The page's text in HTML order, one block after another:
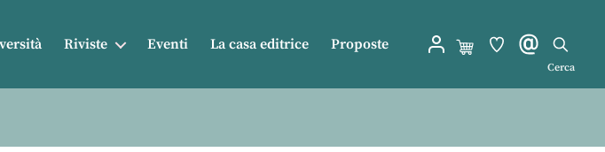
Riviste Eventi La casa editrice Proposte
Cerca